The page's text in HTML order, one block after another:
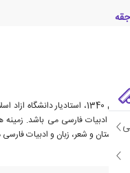
پروین سلاجقه متولد سال 1340،
زبان و ادبیات فارسی می باشد.
داستان و شعر، زبان و ادبیات